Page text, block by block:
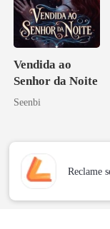
Vendida ao
Senhor da Noite
Seenbi
Reclame